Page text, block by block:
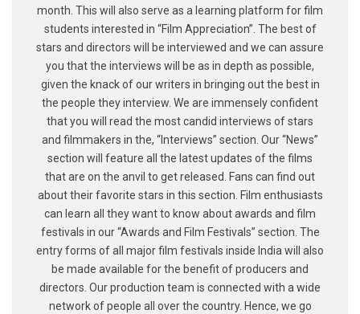
month. This will also serve as a learning platform for film
students interested in “Film Appreciation”. The best of
stars and directors will be interviewed and we can assure
you that the interviews will be as in depth as possible,
given the knack of our writers in bringing out the best in
the people they interview. We are immensely confident
that you will read the most candid interviews of stars
and filmmakers in the, “Interviews” section. Our “News”
section will feature all the latest updates of the films
that are on the anvil to get released. Fans can find out
about their favorite stars in this section. Film enthusiasts
can learn all they want to know about awards and film
festivals in our “Awards and Film Festivals” section. The
entry forms of all major film festivals inside India will also
be made available for the benefit of producers and
directors. Our production team is connected with a wide
network of people all over the country. Hence, we go